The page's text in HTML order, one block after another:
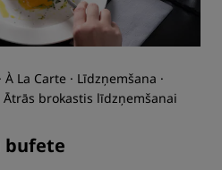
La Carte · Līdzņemšana ·
brokastis līdzņemšanai
bufete